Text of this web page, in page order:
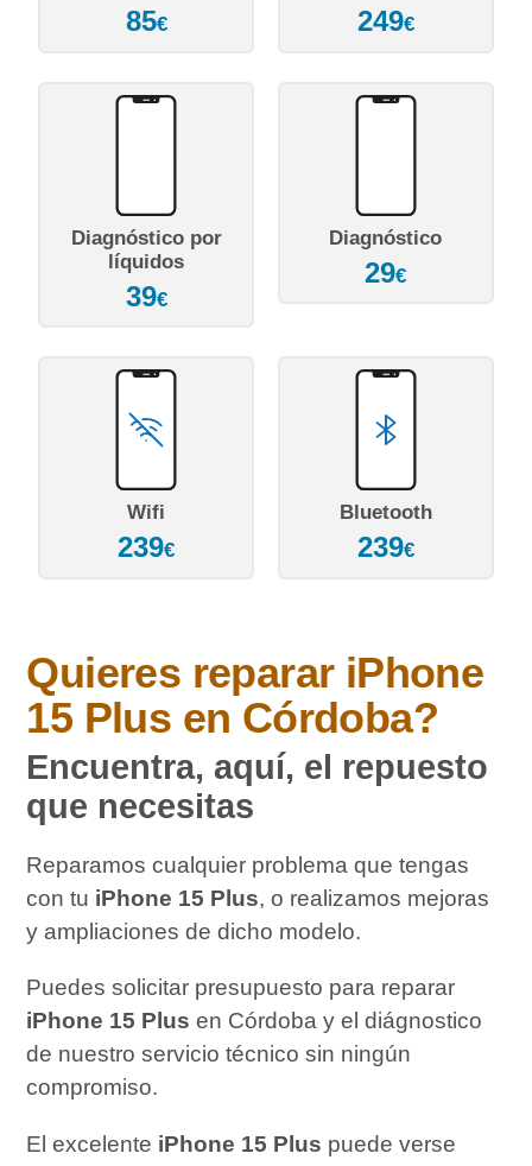
85€ 249€
Diagnóstico por
líquidos
39€
Diagnóstico
29€
Wifi
239€
Bluetooth
239€
Quieres reparar iPhone
15 Plus en Córdoba?
Encuentra, aquí, el repuesto
que necesitas
Reparamos cualquier problema que tengas
con tu iPhone 15 Plus, o realizamos mejoras
y ampliaciones de dicho modelo.
Puedes solicitar presupuesto para reparar
iPhone 15 Plus en Córdoba y el diágnostico
de nuestro servicio técnico sin ningún
compromiso.
El excelente iPhone 15 Plus puede verse